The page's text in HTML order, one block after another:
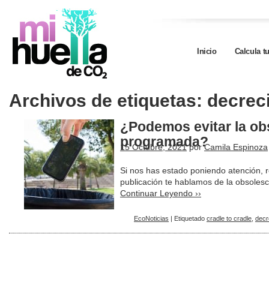
Inicio Calcula
Archivos de etiquetas:
¿Podemos evitar la
programada?
15 Octubre, 2021 por Camila Espinoza
Si nos has estado poniendo atención,
publicación te hablamos de la
Continuar Leyendo ››
EcoNoticias | Etiquetado cradle to cradle